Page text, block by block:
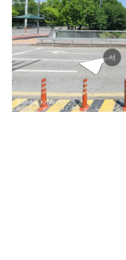
살
살 서
, KnWorks